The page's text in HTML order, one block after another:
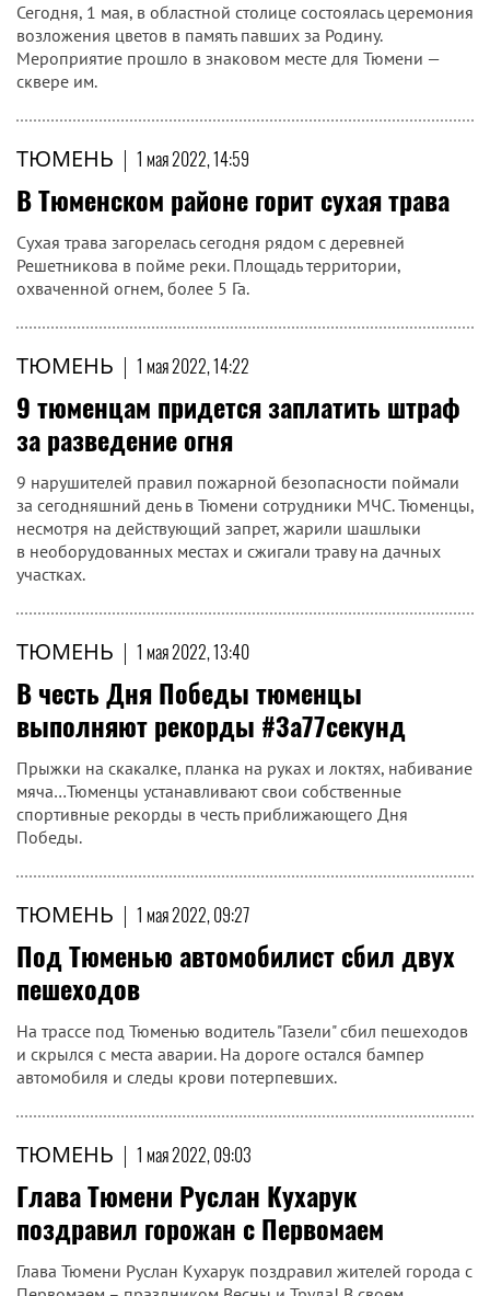
Сегодня, 1 мая, в областной столице состоялась церемония
возложения цветов в память павших за Родину.
Мероприятие прошло в знаковом месте для Тюмени —
сквере им.
ТЮМЕНЬ | 1 мая 2022, 14:59
В Тюменском районе горит сухая трава
Сухая трава загорелась сегодня рядом с деревней
Решетникова в пойме реки. Площадь территории,
охваченной огнем, более 5 Га.
ТЮМЕНЬ | 1 мая 2022, 14:22
9 тюменцам придется заплатить штраф
за разведение огня
9 нарушителей правил пожарной безопасности поймали
за сегодняшний день в Тюмени сотрудники МЧС. Тюменцы,
несмотря на действующий запрет, жарили шашлыки
в необорудованных местах и сжигали траву на дачных
участках.
ТЮМЕНЬ | 1 мая 2022, 13:40
В честь Дня Победы тюменцы
выполняют рекорды #За77секунд
Прыжки на скакалке, планка на руках и локтях, набивание
мяча…Тюменцы устанавливают свои собственные
спортивные рекорды в честь приближающего Дня
Победы.
ТЮМЕНЬ | 1 мая 2022, 09:27
Под Тюменью автомобилист сбил двух
пешеходов
На трассе под Тюменью водитель "Газели" сбил пешеходов
и скрылся с места аварии. На дороге остался бампер
автомобиля и следы крови потерпевших.
ТЮМЕНЬ | 1 мая 2022, 09:03
Глава Тюмени Руслан Кухарук
поздравил горожан с Первомаем
Глава Тюмени Руслан Кухарук поздравил жителей города с